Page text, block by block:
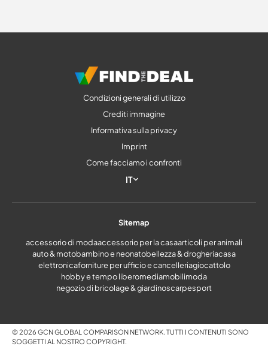
Condizioni generali di utilizzo
Crediti immagine
Informativa sulla privacy
Imprint
Come facciamo i confronti
IT
Sitemap
accessorio di modaaccessorio per la casaarticoli per animali
auto & motobambino e neonatobellezza & drogheriacasa
elettronicaforniture per ufficio e cancelleriagiocattolo
hobby e tempo liberomediamobilimoda
negozio di bricolage & giardinoscarpesport
© 2026 GCN GLOBAL COMPARISON NETWORK. TUTTI I CONTENUTI SONO
SOGGETTI AL NOSTRO COPYRIGHT.